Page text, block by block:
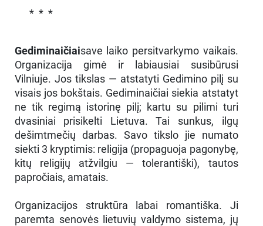
* * *
Gediminaičiaisave laiko persitvarkymo vaikais.
Organizacija gimė ir labiausiai susibūrusi
Vilniuje. Jos tikslas — atstatyti Gedimino pilį su
visais jos bokštais. Gediminaičiai siekia atstatyt
ne tik regimą istorinę pilį; kartu su pilimi turi
dvasiniai prisikelti Lietuva. Tai sunkus, ilgų
dešimtmečių darbas. Savo tikslo jie numato
siekti 3 kryptimis: religija (propaguoja pagonybę,
kitų religijų atžvilgiu — tolerantiški), tautos
papročiais, amatais.
Organizacijos struktūra labai romantiška. Ji
paremta senovės lietuvių valdymo sistema, jų